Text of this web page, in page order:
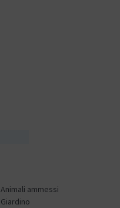
Animali ammessi
Giardino